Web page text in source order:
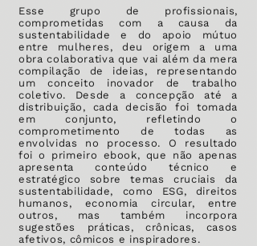
Esse grupo de profissionais,
comprometidas com a causa da
sustentabilidade e do apoio mútuo
entre mulheres, deu origem a uma
obra colaborativa que vai além da mera
compilação de ideias, representando
um conceito inovador de trabalho
coletivo. Desde a concepção até a
distribuição, cada decisão foi tomada
em conjunto, refletindo o
comprometimento de todas as
envolvidas no processo. O resultado
foi o primeiro ebook, que não apenas
apresenta conteúdo técnico e
estratégico sobre temas cruciais da
sustentabilidade, como ESG, direitos
humanos, economia circular, entre
outros, mas também incorpora
sugestões práticas, crônicas, casos
afetivos, cômicos e inspiradores.